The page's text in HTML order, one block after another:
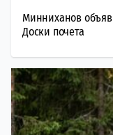
Минниханов
Доски почета